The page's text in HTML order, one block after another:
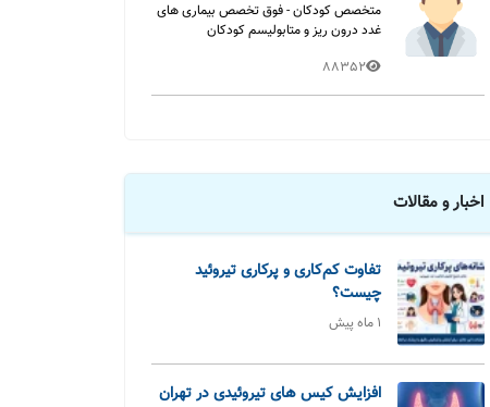
متخصص کودکان - فوق تخصص بیماری های
غدد درون ریز و متابولیسم کودکان
88352
اخبار و مقالات
تفاوت کم‌کاری و پرکاری تیروئید
چیست؟
1 ماه پیش
افزایش کیس های تیروئیدی در تهران